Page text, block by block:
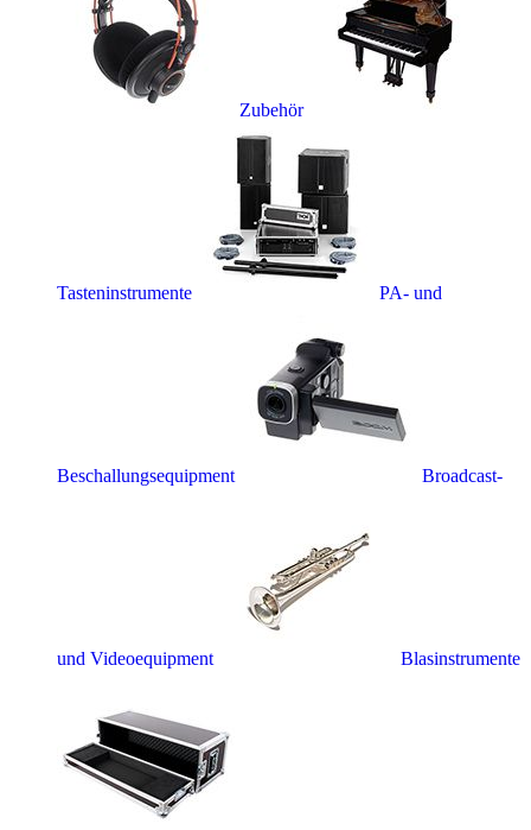
Zubehör
Tasteninstrumente PA- und
Beschallungsequipment Broadcast-
und Videoequipment Blasinstrumente